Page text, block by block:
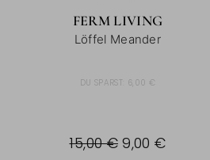
FERM LIVING
Löffel Meander
DU SPARST: 6,00 €
15,00 € 9,00 €